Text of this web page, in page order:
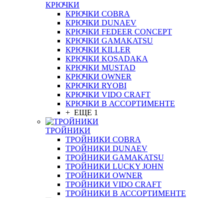
КРЮЧКИ
КРЮЧКИ COBRA
КРЮЧКИ DUNAEV
КРЮЧКИ FEDEER CONCEPT
КРЮЧКИ GAMAKATSU
КРЮЧКИ KILLER
КРЮЧКИ KOSADAKA
КРЮЧКИ MUSTAD
КРЮЧКИ OWNER
КРЮЧКИ RYOBI
КРЮЧКИ VIDO CRAFT
КРЮЧКИ В АССОРТИМЕНТЕ
+ ЕЩЕ 1
ТРОЙНИКИ
ТРОЙНИКИ COBRA
ТРОЙНИКИ DUNAEV
ТРОЙНИКИ GAMAKATSU
ТРОЙНИКИ LUCKY JOHN
ТРОЙНИКИ OWNER
ТРОЙНИКИ VIDO CRAFT
ТРОЙНИКИ В АССОРТИМЕНТЕ